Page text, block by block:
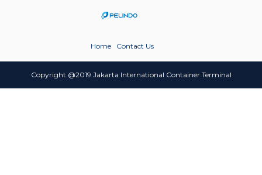
Home Contact Us
Copyright @2019 Jakarta International Container Terminal